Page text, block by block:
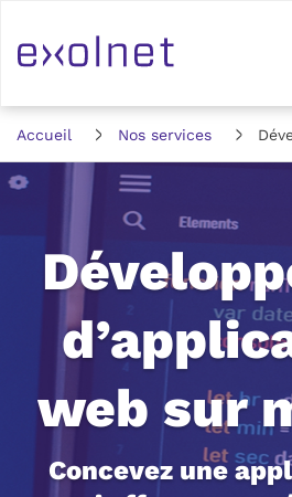
Accueil Nos services
web sur
Concevez une